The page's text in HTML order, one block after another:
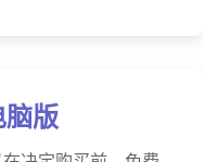
版